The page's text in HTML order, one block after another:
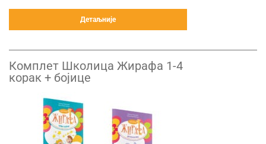
Детаљније
Комплет Школица Жирафа 1-4
корак + бојице